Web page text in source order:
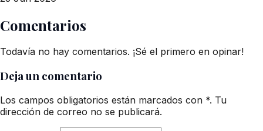
Comentarios
Todavía no hay comentarios. ¡Sé el primero en opinar!
Deja un comentario
Los campos obligatorios están marcados con *. Tu
dirección de correo no se publicará.